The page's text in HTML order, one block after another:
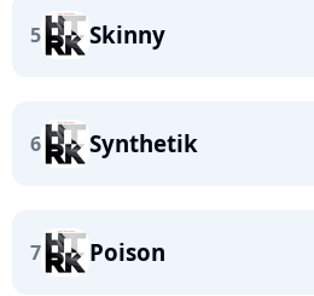
5 Skinny
6 Synthetik
7 Poison